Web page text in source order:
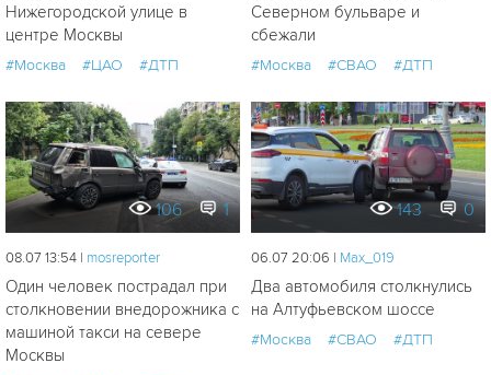
Нижегородской улице в
центре Москвы
#Москва #ЦАО #ДТП
Северном бульваре и
сбежали
#Москва #СВАО #ДТП
106 1
08.07 13:54 | mosreporter
Один человек пострадал при
столкновении внедорожника с
машиной такси на севере
Москвы
143 0
06.07 20:06 | Мах_019
Два автомобиля столкнулись
на Алтуфьевском шоссе
#Москва #СВАО #ДТП